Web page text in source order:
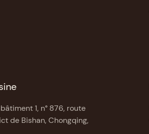
1, n° 876, route
de Bishan, Chongqing,